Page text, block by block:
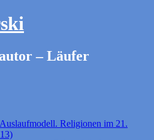
– Läufer
Religionen im 21.